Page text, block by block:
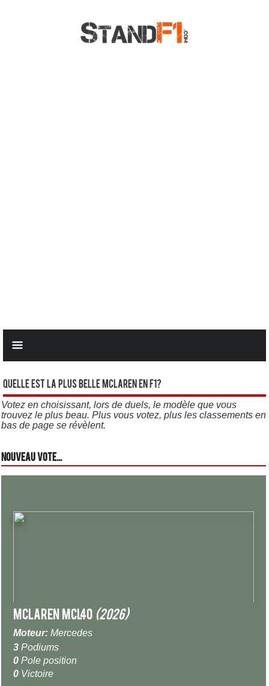
Quelle est la plus belle Mclaren en F1?
Votez en choisissant, lors de duels, le modèle que vous
trouvez le plus beau. Plus vous votez, plus les classements en
bas de page se révèlent.
Nouveau vote...
McLaren MCL40 (2026)
Moteur: Mercedes
3 Podiums
0 Pole position
0 Victoire